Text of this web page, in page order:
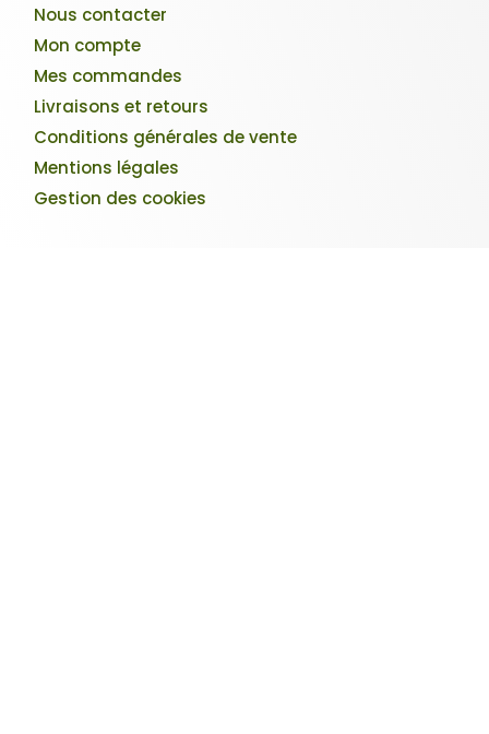
Nous contacter
Mon compte
Mes commandes
Livraisons et retours
Conditions générales de vente
Mentions légales
Gestion des cookies